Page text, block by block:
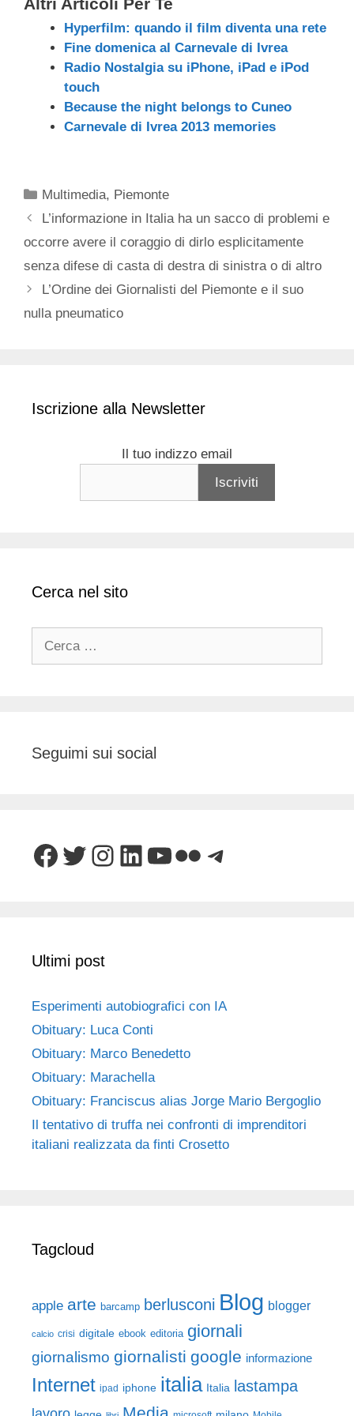
Hyperfilm: quando il film diventa una rete
Fine domenica al Carnevale di Ivrea
Radio Nostalgia su iPhone, iPad e iPod
touch
Because the night belongs to Cuneo
Carnevale di Ivrea 2013 memories
Categorie
Multimedia, Piemonte
L’informazione in Italia ha un sacco di problemi e
occorre avere il coraggio di dirlo esplicitamente
senza difese di casta di destra di sinistra o di altro
L’Ordine dei Giornalisti del Piemonte e il suo
nulla pneumatico
Iscrizione alla Newsletter
Il tuo indizzo email
Cerca nel sito
Seguimi sui social
Facebook
Twitter
Instagram
LinkedIn
YouTube
FlickrTelegram
Ultimi post
Esperimenti autobiografici con IA
Obituary: Luca Conti
Obituary: Marco Benedetto
Obituary: Marachella
Obituary: Franciscus alias Jorge Mario Bergoglio
Il tentativo di truffa nei confronti di imprenditori
italiani realizzata da finti Crosetto
Tagcloud
apple arte barcamp berlusconi Blog blogger
calcio crisi digitale ebook editoria giornali
giornalismo giornalisti google informazione
Internet ipad iphone italia Italia lastampa